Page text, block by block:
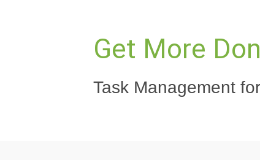
Get More
Task Management